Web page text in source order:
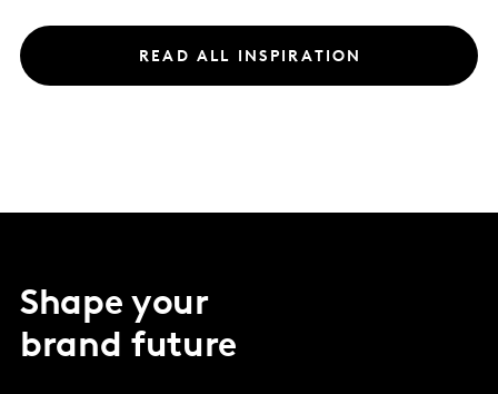
READ ALL INSPIRATION
Shape your
brand future